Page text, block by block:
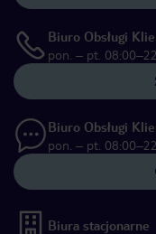
Biuro Obsługi
pon. – pt.
Biuro Obsługi
pon. – pt.
Biura stacjonarne